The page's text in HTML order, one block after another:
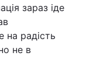
зараз іде
на радість
не в